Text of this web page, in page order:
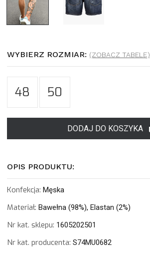
WYBIERZ ROZMIAR: (ZOBACZ TABELĘ)
48 50
DODAJ DO KOSZYKA
OPIS PRODUKTU:
Konfekcja: Męska
Materiał: Bawełna (98%), Elastan (2%)
Nr kat. sklepu: 1605202501
Nr kat. producenta: S74MU0682